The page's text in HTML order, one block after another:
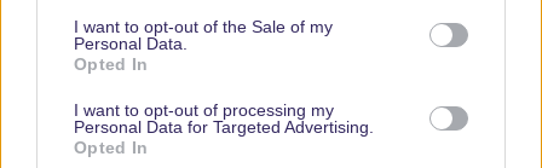
I want to opt-out of the Sale of my
Personal Data.
Opted In
I want to opt-out of processing my
Personal Data for Targeted Advertising.
Opted In
6 Oktober 2013
torstendlp schrieb: